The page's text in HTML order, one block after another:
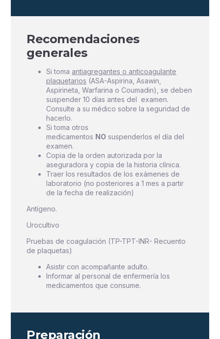
Recomendaciones
generales
Si toma antiagregantes o anticoagulante
plaquetarios (ASA-Aspirina, Asawin,
Aspirineta, Warfarina o Coumadin), se deben
suspender 10 días antes del examen.
Consulte a su médico sobre la seguridad de
hacerlo.
Si toma otros
medicamentos NO suspenderlos el día del
examen.
Copia de la orden autorizada por la
aseguradora y copia de la historia clínica.
Traer los resultados de los exámenes de
laboratorio (no posteriores a 1 mes a partir
de la fecha de realización)
Antígeno.
Urocultivo
Pruebas de coagulación (TP-TPT-INR- Recuento
de plaquetas)
Asistir con acompañante adulto.
Informar al personal de enfermería los
medicamentos que consume.
Preparación